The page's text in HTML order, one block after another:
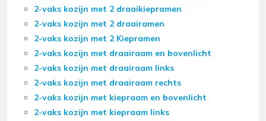
2-vaks kozijn met 2 draaikiepramen
2-vaks kozijn met 2 draairamen
2-vaks kozijn met 2 Kiepramen
2-vaks kozijn met draairaam en bovenlicht
2-vaks kozijn met draairaam links
2-vaks kozijn met draairaam rechts
2-vaks kozijn met kiepraam en bovenlicht
2-vaks kozijn met kiepraam links